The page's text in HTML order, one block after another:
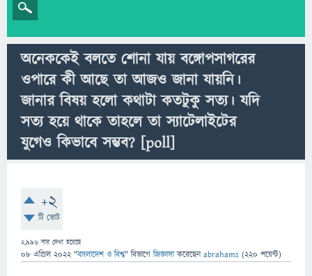
অনেককেই বলতে শোনা যায় বঙ্গোপসাগরের
ওপারে কী আছে তা আজও জানা যায়নি।
জানার বিষয় হলো কথাটা কতটুকু সত্য। যদি
সত্য হয়ে থাকে তাহলে তা স্যাটেলাইটের
যুগেও কিভাবে সম্ভব? [poll]
+2
টি ভোট
2,996 বার দেখা হয়েছে
08 এপ্রিল 2022 "বাংলাদেশ ও বিশ্ব" বিভাগে জিজ্ঞাসাকরেছেনabrahams (220 পয়েন্ট)